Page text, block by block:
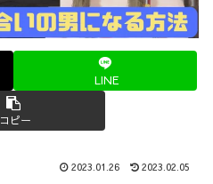
LINE
コピー
2023.01.26 2023.02.05